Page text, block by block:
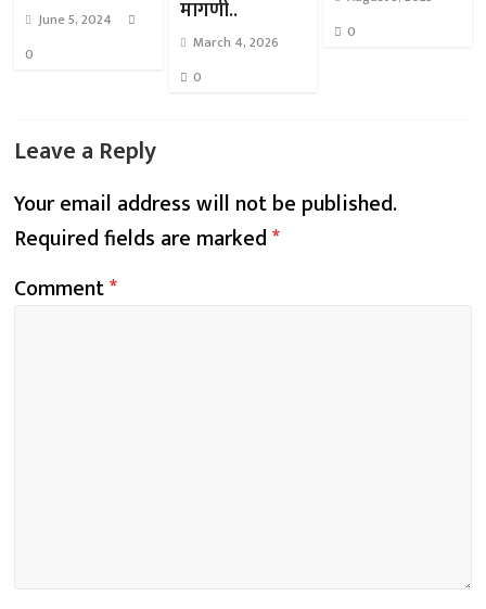
June 5, 2024
0
मागणी..
March 4, 2026
0
0
Leave a Reply
Your email address will not be published.
Required fields are marked*
Comment*